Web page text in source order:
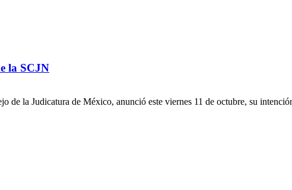
la SCJN
de la Judicatura de México, anunció este viernes 11 de octubre, su